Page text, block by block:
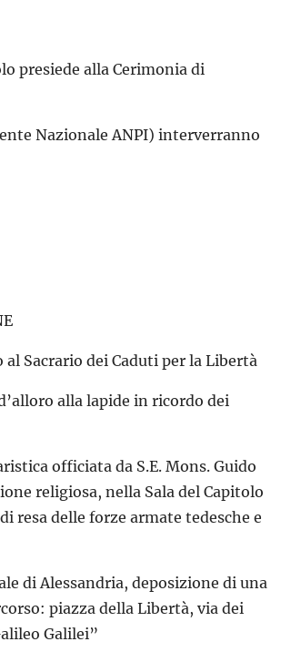
presiede alla Cerimonia di
Nazionale ANPI) interverranno
Sacrario dei Caduti per la Libertà
alla lapide in ricordo dei
officiata da S.E. Mons. Guido
religiosa, nella Sala del Capitolo
resa delle forze armate tedesche e
di Alessandria, deposizione di una
piazza della Libertà, via dei
Galilei”